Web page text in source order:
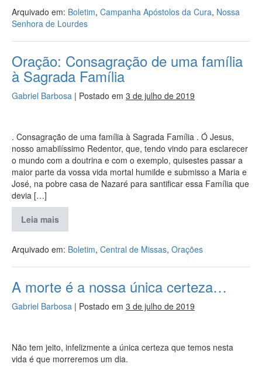
Arquivado em: Boletim, Campanha Apóstolos da Cura, Nossa
Senhora de Lourdes
Oração: Consagração de uma família
à Sagrada Família
Gabriel Barbosa | Postado em 3 de julho de 2019
. Consagração de uma família à Sagrada Família . Ó Jesus,
nosso amabilíssimo Redentor, que, tendo vindo para esclarecer
o mundo com a doutrina e com o exemplo, quisestes passar a
maior parte da vossa vida mortal humilde e submisso a Maria e
José, na pobre casa de Nazaré para santificar essa Família que
devia […]
Leia mais
Arquivado em: Boletim, Central de Missas, Orações
A morte é a nossa única certeza…
Gabriel Barbosa | Postado em 3 de julho de 2019
Não tem jeito, infelizmente a única certeza que temos nesta
vida é que morreremos um dia.